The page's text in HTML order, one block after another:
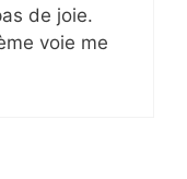
de joie.
voie me